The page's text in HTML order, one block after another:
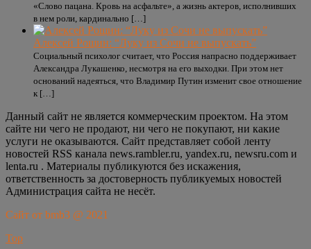
«Слово пацана. Кровь на асфальте», а жизнь актеров, исполнивших
в нем роли, кардинально […]
Алексей Рощин: “Луку из Сочи не выпускать”
Социальный психолог считает, что Россия напрасно поддерживает
Александра Лукашенко, несмотря на его выходки. При этом нет
оснований надеяться, что Владимир Путин изменит свое отношение
к […]
Данный сайт не является коммерческим проектом. На этом
сайте ни чего не продают, ни чего не покупают, ни какие
услуги не оказываются. Сайт представляет собой ленту
новостей RSS канала news.rambler.ru, yandex.ru, newsru.com и
lenta.ru . Материалы публикуются без искажения,
ответственность за достоверность публикуемых новостей
Администрация сайта не несёт.
Сайт от bmb3 @ 2021
Top